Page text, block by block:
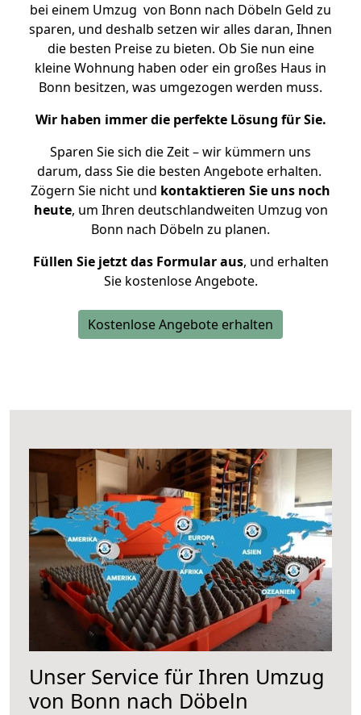
bei einem Umzug von Bonn nach Döbeln Geld zu
sparen, und deshalb setzen wir alles daran, Ihnen
die besten Preise zu bieten. Ob Sie nun eine
kleine Wohnung haben oder ein großes Haus in
Bonn besitzen, was umgezogen werden muss.
Wir haben immer die perfekte Lösung für Sie.
Sparen Sie sich die Zeit – wir kümmern uns
darum, dass Sie die besten Angebote erhalten.
Zögern Sie nicht und kontaktieren Sie uns noch
heute, um Ihren deutschlandweiten Umzug von
Bonn nach Döbeln zu planen.
Füllen Sie jetzt das Formular aus, und erhalten
Sie kostenlose Angebote.
Kostenlose Angebote erhalten
Unser Service für Ihren Umzug
von Bonn nach Döbeln